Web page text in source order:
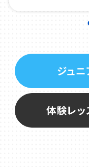
ジュ
体験レッ